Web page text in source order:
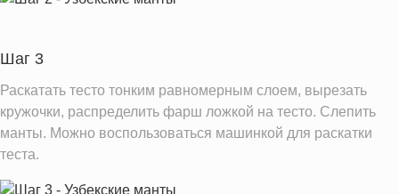
Шаг 3
Раскатать тесто тонким равномерным слоем, вырезать
кружочки, распределить фарш ложкой на тесто. Слепить
манты. Можно воспользоваться машинкой для раскатки
теста.